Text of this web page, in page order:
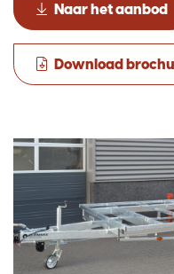
Naar het aanbod
Download